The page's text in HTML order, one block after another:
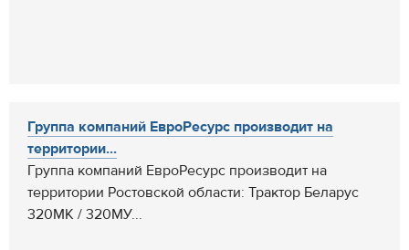
Группа компаний ЕвроРесурс производит на
территории...
Группа компаний ЕвроРесурс производит на
территории Ростовской области: Трактор Беларус
320МК / 320МУ...